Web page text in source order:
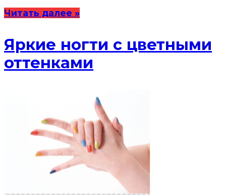
Читать далее »
Яркие ногти с цветными
оттенками